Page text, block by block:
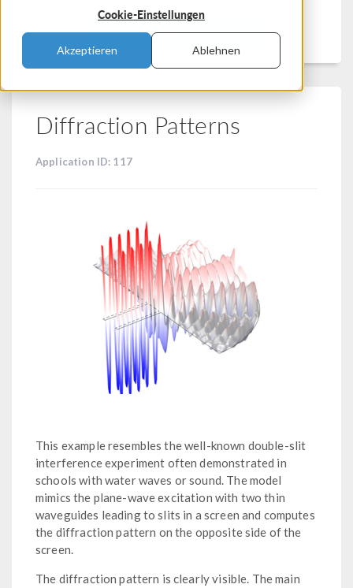
Cookie-Einstellungen
Akzeptieren Ablehnen
Filtern
Diffraction Patterns
Application ID: 117
This example resembles the well-known double-slit
interference experiment often demonstrated in
schools with water waves or sound. The model
mimics the plane-wave excitation with two thin
waveguides leading to slits in a screen and computes
the diffraction pattern on the opposite side of the
screen.
The diffraction pattern is clearly visible. The main